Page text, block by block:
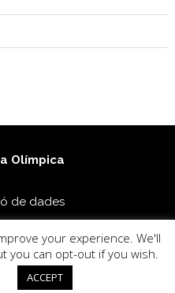
Olímpica
de dades
Joan Antoni Samaranch
your experience. We'll
you can opt-out if you wish.
ACCEPT